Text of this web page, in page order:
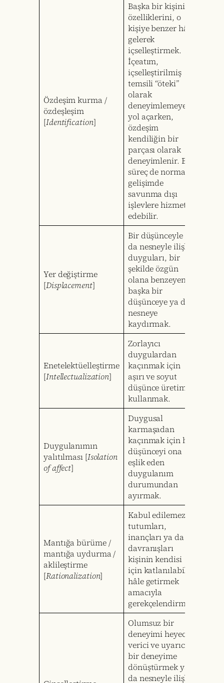
Özdeşim kurma /
özdeşleşim
[Identification]
Başka bir kişinin
özelliklerini, o
kişiye benzer hâle
gelerek
içselleştirmek.
İçeatım,
içselleştirilmiş
temsili “öteki”
olarak
deneyimlemeye
yol açarken,
özdeşim
kendiliğin bir
parçası olarak
deneyimlenir. Bu
süreç de normal
gelişimde
savunma dışı
işlevlere hizmet
edebilir.
Yer değiştirme
[Displacement]
Bir düşünceyle ya
da nesneyle ilişkili
duyguları, bir
şekilde özgün
olana benzeyen
başka bir
düşünceye ya da
nesneye
kaydırmak.
Enetelektüelleştirme
[Intellectualization]
Zorlayıcı
duygulardan
kaçınmak için
aşırı ve soyut
düşünce üretimini
kullanmak.
Duygulanımın
yalıtılması [Isolation
of affect]
Duygusal
karmaşadan
kaçınmak için bir
düşünceyi ona
eşlik eden
duygulanım
durumundan
ayırmak.
Mantığa bürüme /
mantığa uydurma /
aklileştirme
[Rationalization]
Kabul edilemez
tutumları,
inançları ya da
davranışları
kişinin kendisi
için katlanılabilir
hâle getirmek
amacıyla
gerekçelendirmek.
Olumsuz bir
deneyimi heyecan
verici ve uyarıcı
bir deneyime
dönüştürmek ya
da nesneyle ilişkili